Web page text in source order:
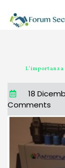
18
Comments